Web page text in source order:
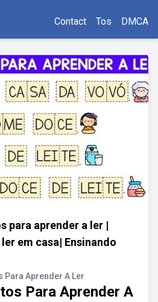
Contact Tos DMCA
para aprender a ler |
em casa| Ensinando
Para Aprender A Ler
Para Aprender A